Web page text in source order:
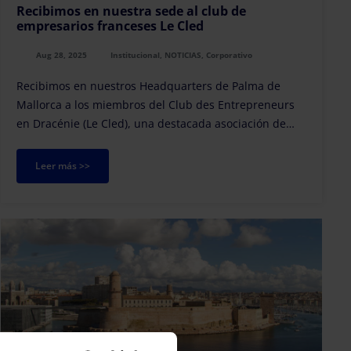
Recibimos en nuestra sede al club de
empresarios franceses Le Cled
Aug 28, 2025 Institucional, NOTICIAS, Corporativo
Recibimos en nuestros Headquarters de Palma de
Mallorca a los miembros del Club des Entrepreneurs
en Dracénie (Le Cled), una destacada asociación de
Leer más >>